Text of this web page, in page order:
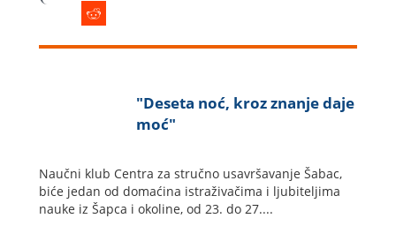
"Deseta noć, kroz znanje daje
moć"
Naučni klub Centra za stručno usavršavanje Šabac,
biće jedan od domaćina istraživačima i ljubiteljima
nauke iz Šapca i okoline, od 23. do 27....